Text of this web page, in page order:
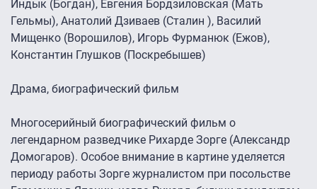
Индык (Богдан), Евгения Бордзиловская (Мать
Гельмы), Анатолий Дзиваев (Сталин ), Василий
Мищенко (Ворошилов), Игорь Фурманюк (Ежов),
Константин Глушков (Поскребышев)
Драма, биографический фильм
Многосерийный биографический фильм о
легендарном разведчике Рихарде Зорге (Александр
Домогаров). Особое внимание в картине уделяется
периоду работы Зорге журналистом при посольстве